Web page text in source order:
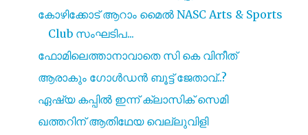
കോഴിക്കോട് ആറാം മൈൽ NASC Arts & Sports
Club സംഘടിപ...
ഫോമിലെത്താനാവാതെ സി കെ വിനീത്
ആരാകും ഗോൾഡൻ ബൂട്ട് ജേതാവ്..?
ഏഷ്യ കപ്പിൽ ഇന്ന് ക്ലാസിക് സെമി
ഖത്തറിന് ആതിഥേയ വെല്ലുവിളി